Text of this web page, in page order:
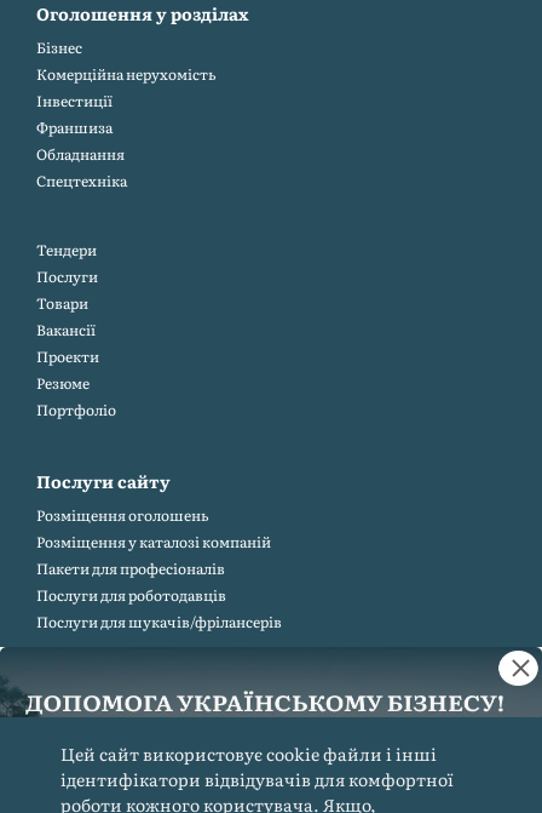
Оголошення у розділах
Бiзнес
Комерційна нерухомість
Інвестиції
Франшиза
Обладнання
Спецтехніка
Тендери
Послуги
Товари
Вакансії
Проекти
Резюме
Портфоліо
Послуги сайту
Розміщення оголошень
Розміщення у каталозі компаній
Пакети для професіоналів
Послуги для роботодавців
Послуги для шукачів/фрілансерів
Інформація
Карта сайту
Допомога та зворотній зв'язок (FAQ)
Правила сайту
Цей сайт використовує cookie файли і інші
ідентифікатори відвідувачів для комфортної
роботи кожного користувача. Якщо,